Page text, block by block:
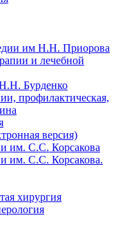
им Н.Н. Приорова
и лечебной
Бурденко
профилактическая,
версия)
им. С.С. Корсакова
им. С.С. Корсакова.
хирургия